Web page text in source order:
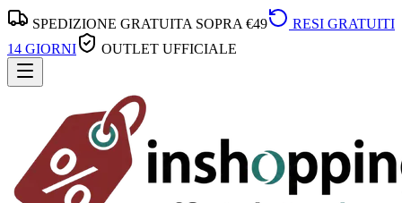
SPEDIZIONE GRATUITA SOPRA €49
RESI GRATUITI
14 GIORNI
OUTLET UFFICIALE